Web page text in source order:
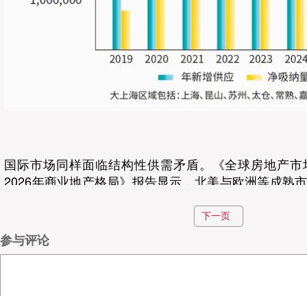
国际市场同样面临结构性供需矛盾。《全球房地产
2026年商业地产格局》报告显示，北美与欧洲等成熟
空间的短缺。日本则因土地资源稀缺，物流仓储设施
高于其他地区，且存在着核心都市圈优质仓源紧张、
的供需错配问题。这种“优质资产稀缺、低端产能过剩”
下一页
参与评论